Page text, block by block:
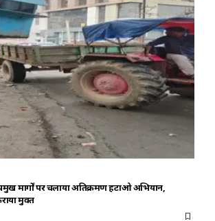
मार्गों पर चलाया अतिक्रमण हटाओ अभियान,
मुक्त